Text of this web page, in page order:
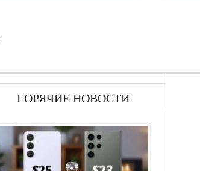
ГОРЯЧИЕ НОВОСТИ